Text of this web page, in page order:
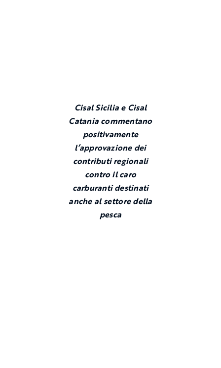
Cisal Sicilia e Cisal
Catania commentano
positivamente
l’approvazione dei
contributi regionali
contro il caro
carburanti destinati
anche al settore della
pesca